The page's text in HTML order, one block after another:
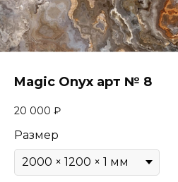
Magic Onyx арт № 8
20 000 ₽
Размер